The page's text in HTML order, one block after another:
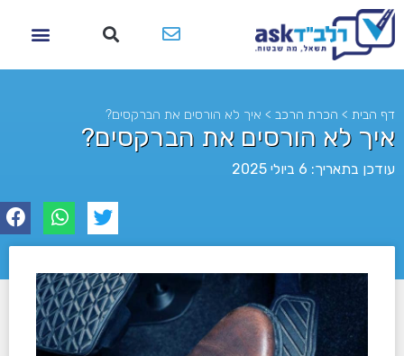
דף הבית > הכרת הרכב > איך לא הורסים את הברקסים?
איך לא הורסים את הברקסים?
עודכן בתאריך: 6 ביולי 2025